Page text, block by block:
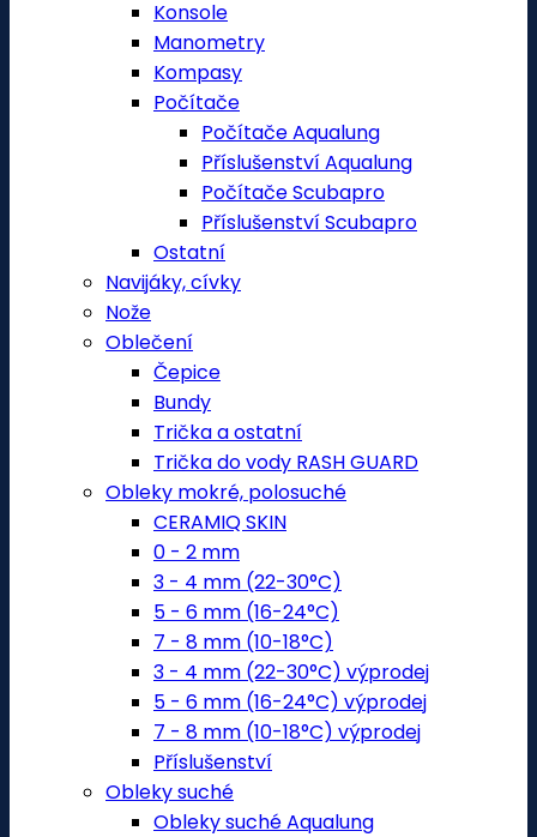
Konsole
Manometry
Kompasy
Počítače
Počítače Aqualung
Příslušenství Aqualung
Počítače Scubapro
Příslušenství Scubapro
Ostatní
Navijáky, cívky
Nože
Oblečení
Čepice
Bundy
Trička a ostatní
Trička do vody RASH GUARD
Obleky mokré, polosuché
CERAMIQ SKIN
0 - 2 mm
3 - 4 mm (22-30°C)
5 - 6 mm (16-24°C)
7 - 8 mm (10-18°C)
3 - 4 mm (22-30°C) výprodej
5 - 6 mm (16-24°C) výprodej
7 - 8 mm (10-18°C) výprodej
Příslušenství
Obleky suché
Obleky suché Aqualung